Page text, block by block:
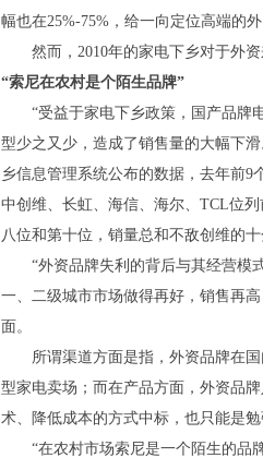
幅也在25%-75%，给一向定位高端的
然而，2010年的家电下乡对于外资
“索尼在农村是个陌生品牌”
“受益于家电下乡政策，国产品牌
型少之又少，造成了销售量的大幅下
乡信息管理系统公布的数据，去年前9
中创维、长虹、海信、海尔、TCL位
八位和第十位，销量总和不敌创维的十
“外资品牌失利的背后与其经营模式
一、二级城市市场做得再好，销售再
面。
所谓渠道方面是指，外资品牌在国
型家电卖场；而在产品方面，外资品
术、降低成本的方式中标，也只能是勉
“在农村市场索尼是一个陌生的品牌